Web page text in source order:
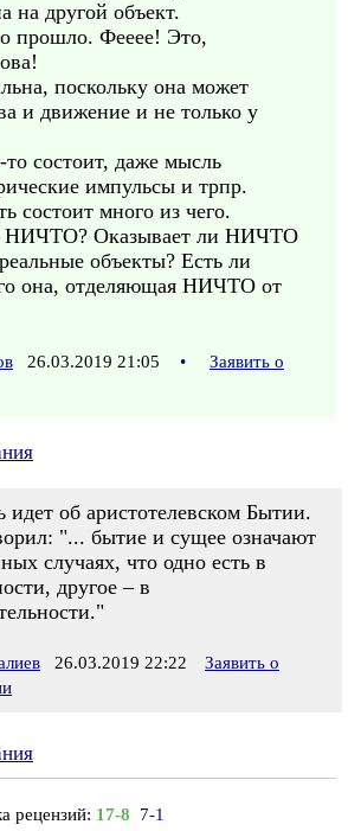
на другой объект.
прошло. Фееее! Это,
поскольку она может
и движение и не только у
состоит, даже мысль
импульсы и трпр.
состоит много из чего.
НИЧТО? Оказывает ли НИЧТО
объекты? Есть ли
она, отделяющая НИЧТО от
26.03.2019 21:05 •
Заявить о
идет об аристотелевском Бытии.
"... бытие и сущее означают
случаях, что одно есть в
другое – в
26.03.2019 22:22
Заявить о
рецензий: 17-8 7-1